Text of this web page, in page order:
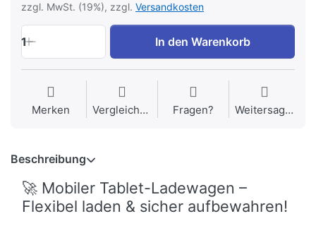
zzgl. MwSt. (19%), zzgl. Versandkosten
1 In den Warenkorb
Merken Vergleichen Fragen? Weitersagen
Beschreibung
🚀 Mobiler Tablet-Ladewagen –
Flexibel laden & sicher aufbewahren!